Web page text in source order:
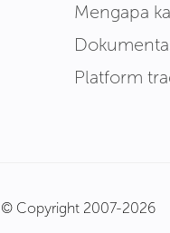
Mengapa
Platform
Copyright 2007-2026